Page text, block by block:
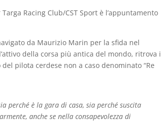
Racing Club/CST Sport è l’appuntamento
da Maurizio Marin per la sfida nel
della corsa più antica del mondo, ritrova i
pilota cerdese non a caso denominato “Re
perché è la gara di casa, sia perché suscita
anche se nella consapevolezza di